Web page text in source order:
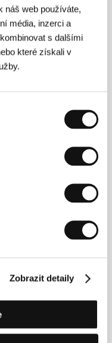
náš web používáte,
média, inzerci a
s dalšími
které získali v
Zobrazit detaily
Goran Rušinović,
Slavko Štimac, Leon